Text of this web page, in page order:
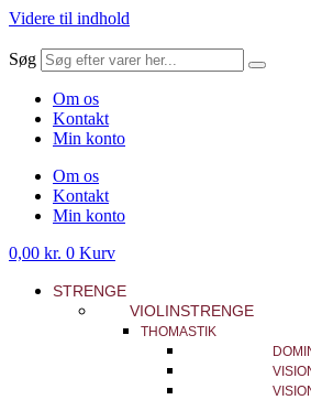
Videre til indhold
Søg
Om os
Kontakt
Min konto
Om os
Kontakt
Min konto
0,00 kr. 0 Kurv
STRENGE
VIOLINSTRENGE
THOMASTIK